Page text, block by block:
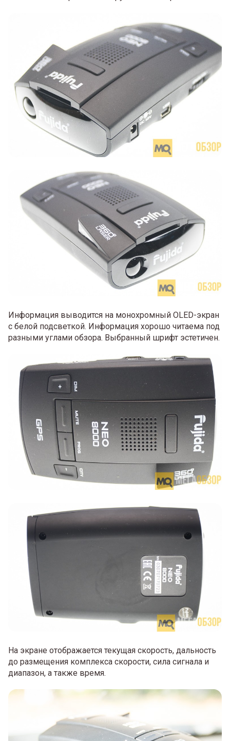
Информация выводится на монохромный OLED-экран
с белой подсветкой. Информация хорошо читаема под
разными углами обзора. Выбранный шрифт эстетичен.
На экране отображается текущая скорость, дальность
до размещения комплекса скорости, сила сигнала и
диапазон, а также время.